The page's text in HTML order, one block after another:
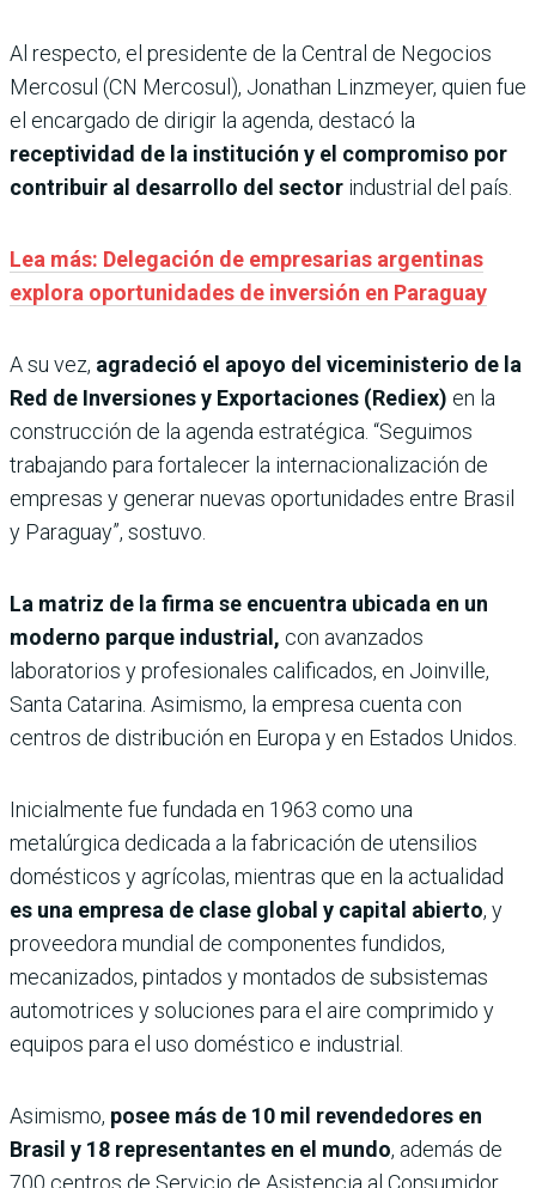
Al respecto, el presidente de la Central de Negocios
Mercosul (CN Mercosul), Jonathan Linzmeyer, quien fue
el encargado de dirigir la agenda, destacó la
receptividad de la institución y el compromiso por
contribuir al desarrollo del sector industrial del país.
Lea más: Delegación de empresarias argentinas
explora oportunidades de inversión en Paraguay
A su vez, agradeció el apoyo del viceministerio de la
Red de Inversiones y Exportaciones (Rediex) en la
construcción de la agenda estratégica. “Seguimos
trabajando para fortalecer la internacionalización de
empresas y generar nuevas oportunidades entre Brasil
y Paraguay”, sostuvo.
La matriz de la firma se encuentra ubicada en un
moderno parque industrial, con avanzados
laboratorios y profesionales calificados, en Joinville,
Santa Catarina. Asimismo, la empresa cuenta con
centros de distribución en Europa y en Estados Unidos.
Inicialmente fue fundada en 1963 como una
metalúrgica dedicada a la fabricación de utensilios
domésticos y agrícolas, mientras que en la actualidad
es una empresa de clase global y capital abierto, y
proveedora mundial de componentes fundidos,
mecanizados, pintados y montados de subsistemas
automotrices y soluciones para el aire comprimido y
equipos para el uso doméstico e industrial.
Asimismo, posee más de 10 mil revendedores en
Brasil y 18 representantes en el mundo, además de